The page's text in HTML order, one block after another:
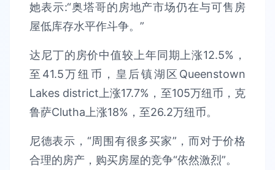
她表示:“奥塔哥的房地产市场仍在与可售房
屋低库存水平作斗争。”
达尼丁的房价中值较上年同期上涨12.5%，
至41.5万纽币，皇后镇湖区Queenstown
Lakes district上涨17.7%，至105万纽币，克
鲁萨Clutha上涨18%，至26.2万纽币。
尼德表示，“周围有很多买家”，而对于价格
合理的房产，购买房屋的竞争“依然激烈”。